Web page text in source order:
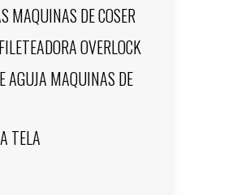
MAQUINAS DE COSER
OVERLOCK
AGUJA MAQUINAS DE
TELA